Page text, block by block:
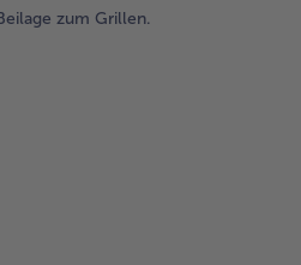
zum Grillen.